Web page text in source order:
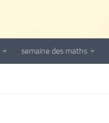
semaine des maths